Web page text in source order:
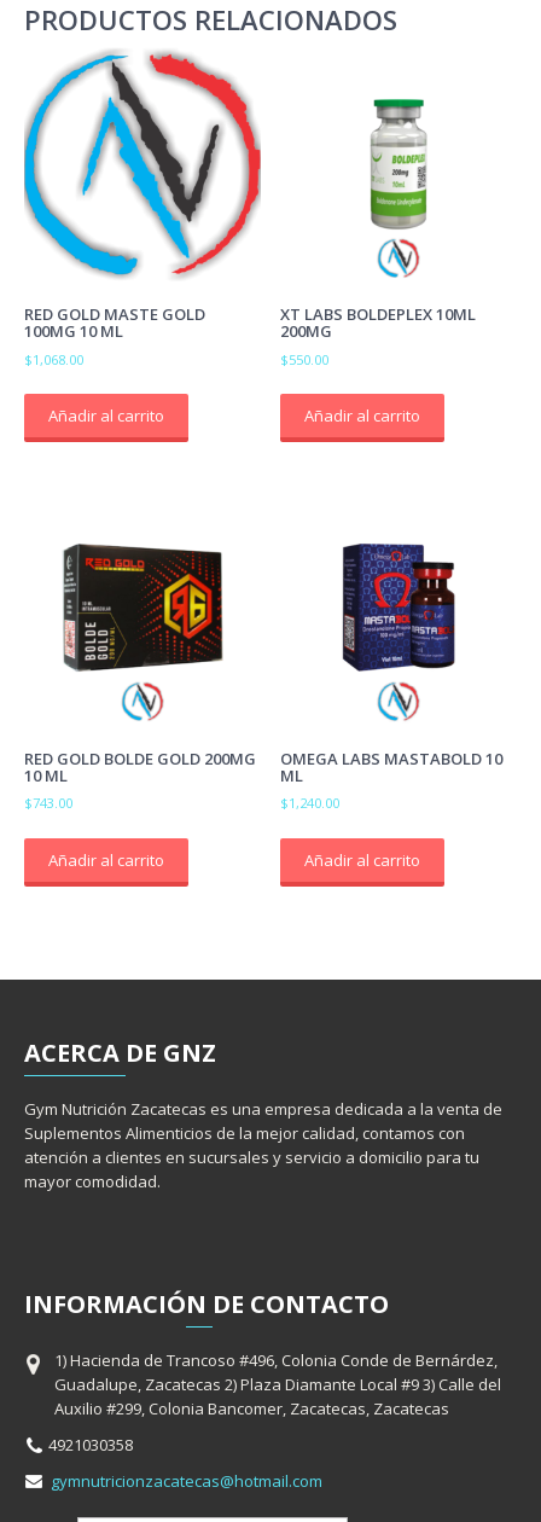
PRODUCTOS RELACIONADOS
RED GOLD MASTE GOLD
100MG 10 ML
$1,068.00
Añadir al carrito
XT LABS BOLDEPLEX 10ML
200MG
$550.00
Añadir al carrito
RED GOLD BOLDE GOLD 200MG
10 ML
$743.00
Añadir al carrito
OMEGA LABS MASTABOLD 10
ML
$1,240.00
Añadir al carrito
ACERCA DE GNZ
Gym Nutrición Zacatecas es una empresa dedicada a la venta de
Suplementos Alimenticios de la mejor calidad, contamos con
atención a clientes en sucursales y servicio a domicilio para tu
mayor comodidad.
INFORMACIÓN DE CONTACTO
1) Hacienda de Trancoso #496, Colonia Conde de Bernárdez,
Guadalupe, Zacatecas 2) Plaza Diamante Local #9 3) Calle del
Auxilio #299, Colonia Bancomer, Zacatecas, Zacatecas
4921030358
gymnutricionzacatecas@hotmail.com